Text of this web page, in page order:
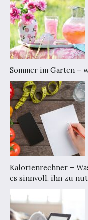
Sommer im Garten –
Kalorienrechner –
es sinnvoll, ihn zu